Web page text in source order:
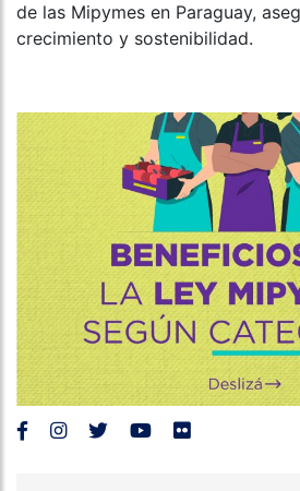
de las Mipymes en Paraguay,
crecimiento y sostenibilidad.